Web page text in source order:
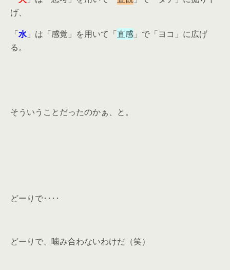
げ、
「水」は「感覚」を用いて「直感 」で「ヨコ」に広げ
る。
そういうことだったのかぁ、と。
どーりで････
どーりで、噛み合わないわけだ（笑）